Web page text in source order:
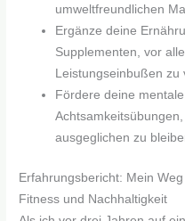
umweltfreundlichen
Ergänze deine
Supplementen, vor
Leistungseinbußen zu
Fördere deine
ausgeglichen zu
Erfahrungsbericht: Mein
Fitness und Nachhaltigkeit